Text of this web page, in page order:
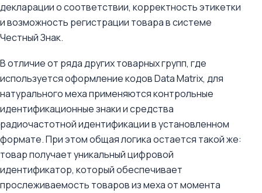
декларации о соответствии, корректность этикетки
и возможность регистрации товара в системе
Честный Знак.
В отличие от ряда других товарных групп, где
используется оформление кодов Data Matrix, для
натурального меха применяются контрольные
идентификационные знаки и средства
радиочастотной идентификации в установленном
формате. При этом общая логика остается такой же:
товар получает уникальный цифровой
идентификатор, который обеспечивает
прослеживаемость товаров из меха от момента